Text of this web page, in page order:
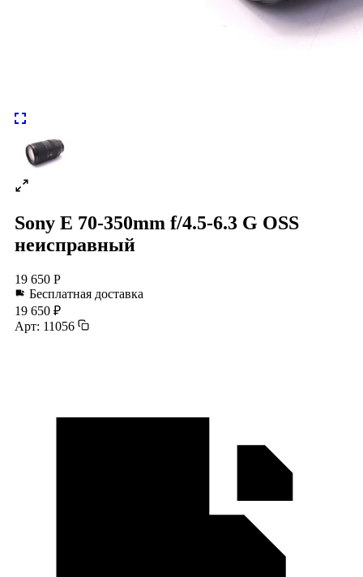
Sony E 70-350mm f/4.5-6.3 G OSS
неисправный
19 650 Р
Бесплатная доставка
19 650 ₽
Арт: 11056